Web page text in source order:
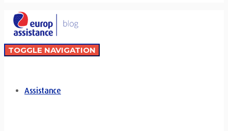
TOGGLE NAVIGATION
Assistance